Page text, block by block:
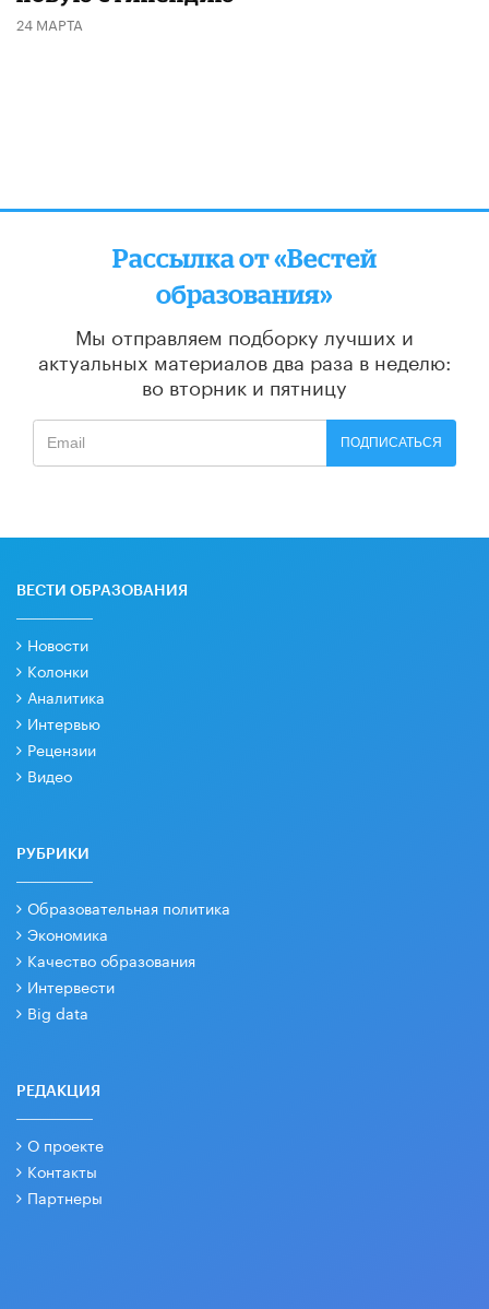
24 МАРТА
Рассылка от «Вестей
образования»
Мы отправляем подборку лучших и
актуальных материалов два раза в неделю:
во вторник и пятницу
ПОДПИСАТЬСЯ
ВЕСТИ ОБРАЗОВАНИЯ
Новости
Колонки
Аналитика
Интервью
Рецензии
Видео
РУБРИКИ
Образовательная политика
Экономика
Качество образования
Интервести
Big data
РЕДАКЦИЯ
О проекте
Контакты
Партнеры